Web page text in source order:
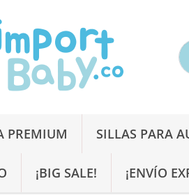
PREMIUM SILLAS PARA
¡BIG SALE! ¡ENVÍO